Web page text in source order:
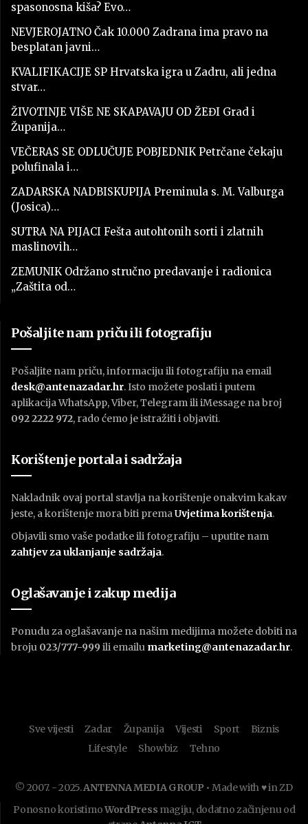
spasonosna kiša? Evo…
NEVJEROJATNO Čak 10.000 Zadrana ima pravo na
besplatan javni…
KVALIFIKACIJE SP Hrvatska igra u Zadru, ali jedna
stvar…
ŽIVOTINJE VIŠE NE SKAPAVAJU OD ŽEĐI Grad i
Županija…
VEČERAS SE ODLUČUJE POBJEDNIK Petrčane čekaju
polufinala i…
ZADARSKA NADBISKUPIJA Preminula s. M. Valburga
(Josica)…
SUTRA NA PIJACI Fešta autohtonih sorti i zlatnih
maslinovih…
ZEMUNIK Održano stručno predavanje i radionica
„Zaštita od…
Pošaljite nam priču ili fotografiju
Pošaljite nam priču, informaciju ili fotografiju na email
desk@antenazadar.hr. Isto možete poslati i putem
aplikacija WhatsApp, Viber, Telegram ili iMessage na broj
092 2222 972, rado ćemo je istražiti i objaviti.
Korištenje portala i sadržaja
Nakladnik ovaj portal stavlja na korištenje onakvim kakav
jeste, a korištenje mora biti premaUvjetima korištenja.
Objavili smo vaše podatke ili fotografiju – uputite nam
zahtjev za uklanjanje sadržaja.
Oglašavanje i zakup medija
Ponudu za oglašavanje na našim medijima možete dobiti na
broju 023/777-999 ili emailu marketing@antenazadar.hr.
Sve vijesti Zadar Županija Vijesti Sport
Biznis
Lifestyle
Showbiz Tehno
© 2007. - 2025.ANTENNA MEDIA GROUP • Made with ♥ in ZD
Ponosno koristimoWordPress magiju, dodatno začinjenu od